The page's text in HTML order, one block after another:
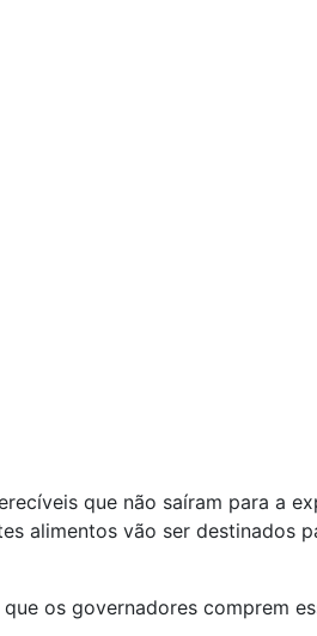
que não saíram para a
alimentos vão ser destinados
os governadores comprem